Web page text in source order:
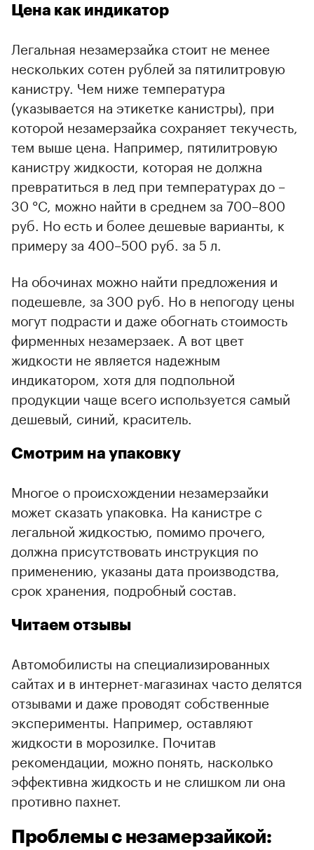
Цена как индикатор
Легальная незамерзайка стоит не менее
нескольких сотен рублей за пятилитровую
канистру. Чем ниже температура
(указывается на этикетке канистры), при
которой незамерзайка сохраняет текучесть,
тем выше цена. Например, пятилитровую
канистру жидкости, которая не должна
превратиться в лед при температурах до –
30 °С, можно найти в среднем за 700–800
руб. Но есть и более дешевые варианты, к
примеру за 400–500 руб. за 5 л.
На обочинах можно найти предложения и
подешевле, за 300 руб. Но в непогоду цены
могут подрасти и даже обогнать стоимость
фирменных незамерзаек. А вот цвет
жидкости не является надежным
индикатором, хотя для подпольной
продукции чаще всего используется самый
дешевый, синий, краситель.
Смотрим на упаковку
Многое о происхождении незамерзайки
может сказать упаковка. На канистре с
легальной жидкостью, помимо прочего,
должна присутствовать инструкция по
применению, указаны дата производства,
срок хранения, подробный состав.
Читаем отзывы
Автомобилисты на специализированных
сайтах и в интернет-магазинах часто делятся
отзывами и даже проводят собственные
эксперименты. Например, оставляют
жидкости в морозилке. Почитав
рекомендации, можно понять, насколько
эффективна жидкость и не слишком ли она
противно пахнет.
Проблемы с незамерзайкой: